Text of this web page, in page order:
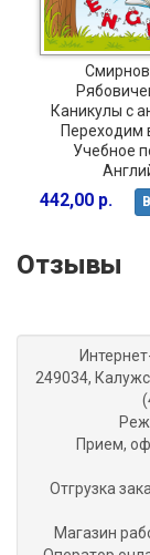
Каникулы с
Переходим
Учебное
442,00 р.
Отзывы
249034,
Прием,
Отгрузка
Магазин